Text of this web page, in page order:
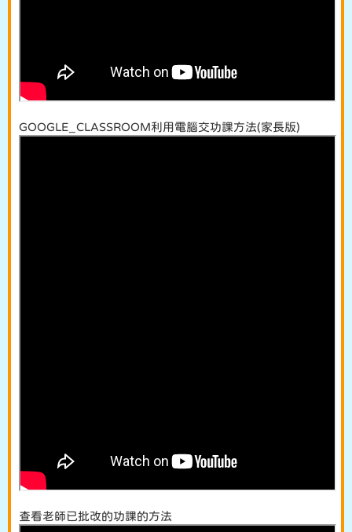
GOOGLE_CLASSROOM利用電腦交功課方法(家長版)
查看老師已批改的功課的方法